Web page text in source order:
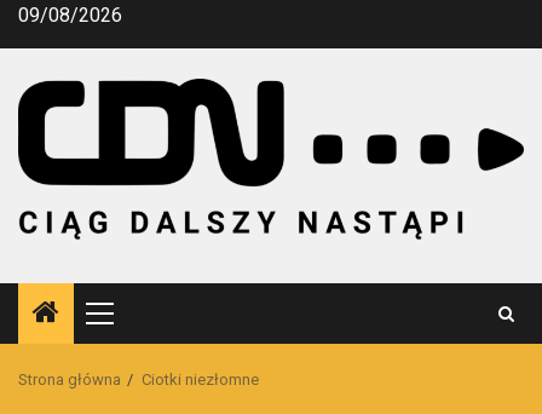
Przejdź
09/08/2026
Menu
główne
Strona główna Ciotki niezłomne